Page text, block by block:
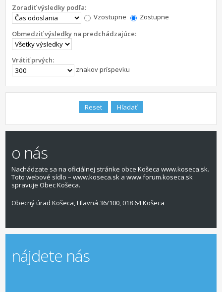
Zoradiť výsledky podľa:
Vzostupne
Zostupne
Obmedziť výsledky na predchádzajúce:
Vrátiť prvých:
znakov príspevku
o nás
Nachádzate sa na oficiálnej stránke obce Košeca www.koseca.sk.
Toto webové sídlo – www.koseca.sk a www.forum.koseca.sk
spravuje Obec Košeca.
Obecný úrad Košeca, Hlavná 36/100, 018 64 Košeca
nájdete nás